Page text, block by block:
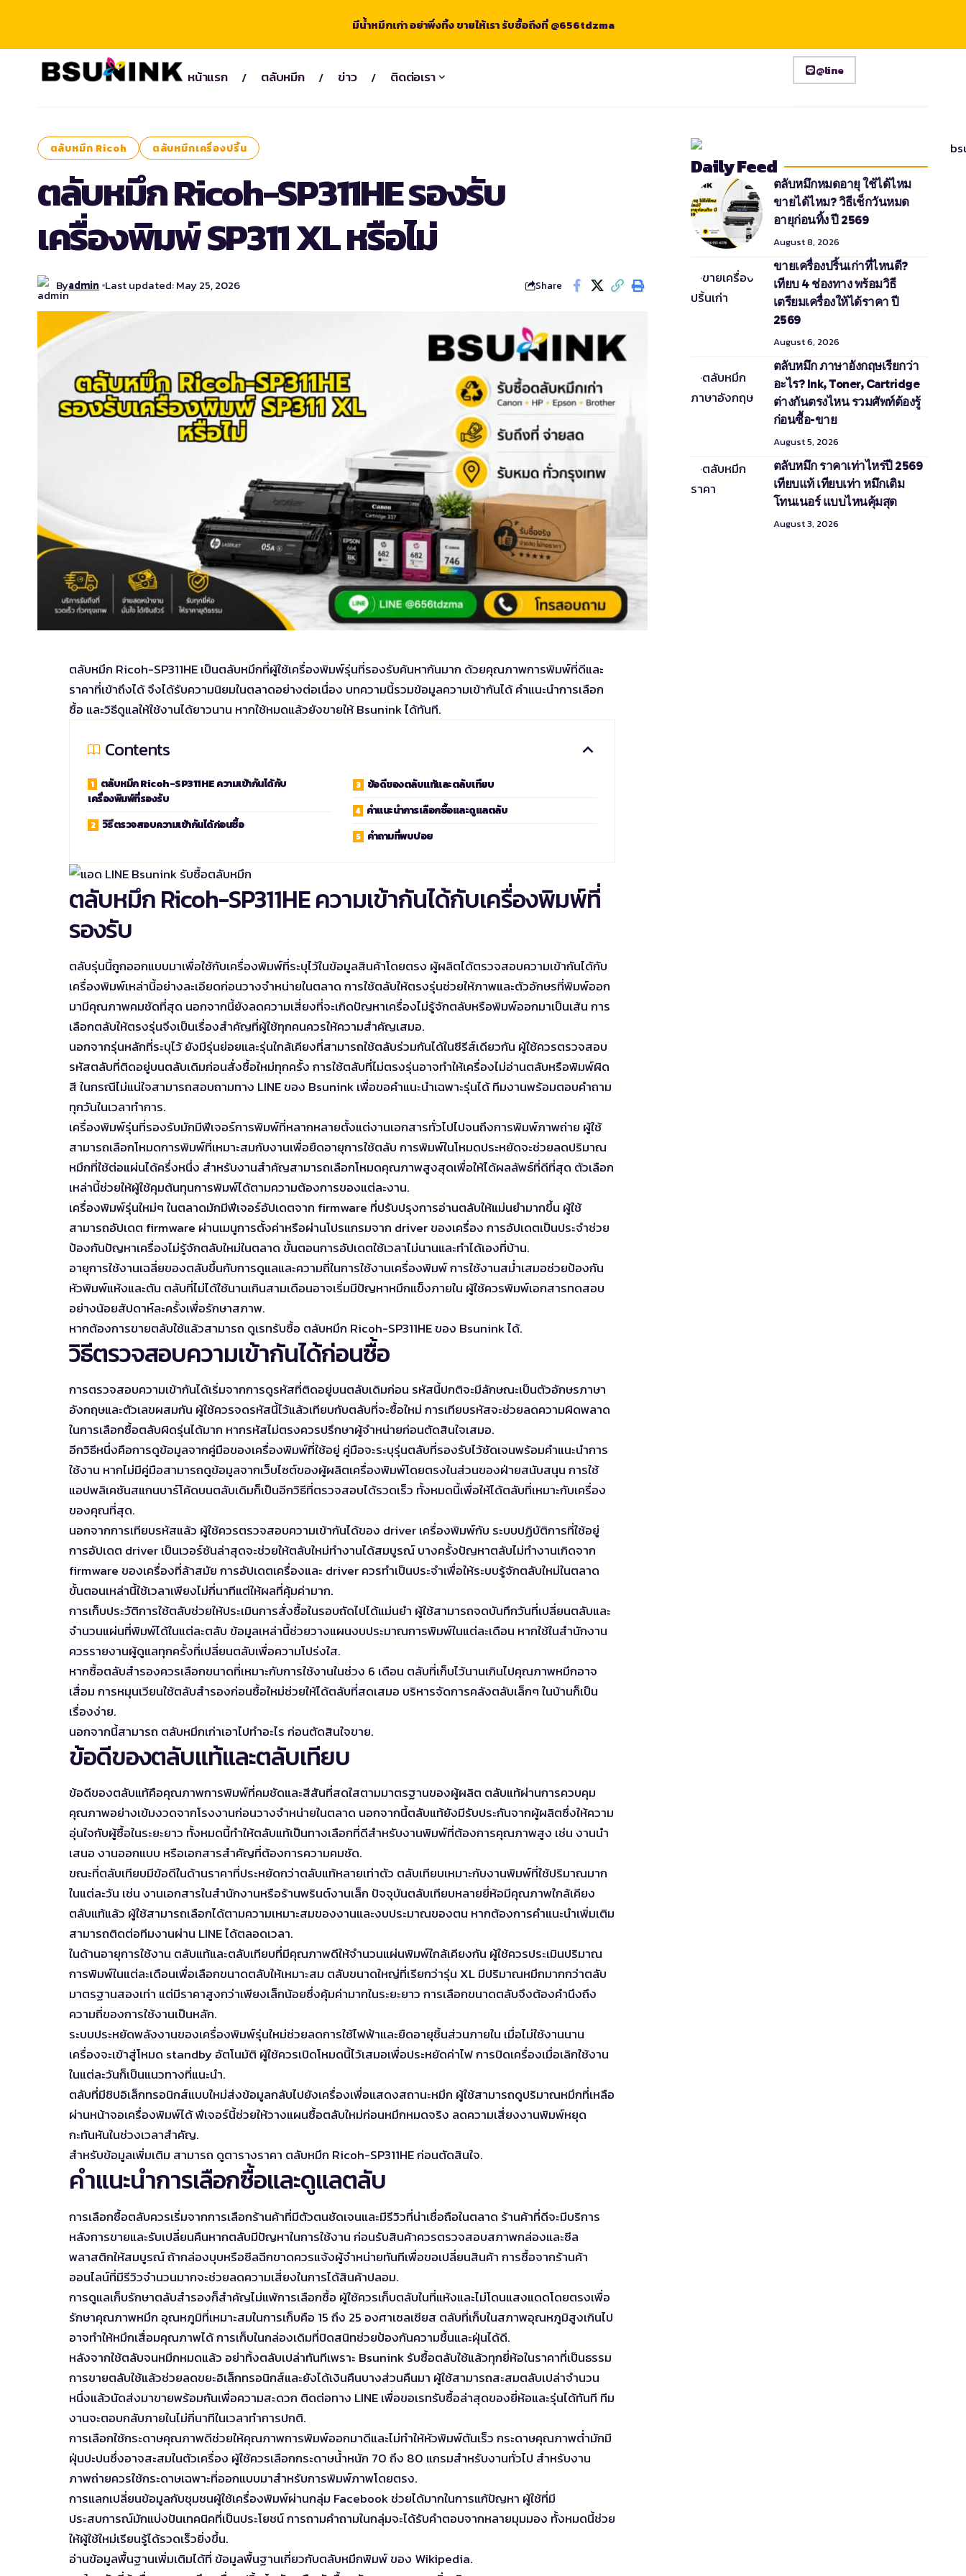
มีน้ำหมึกเก่า อย่าพึ่งทิ้ง ขายให้เรา รับซื้อถึงที่ @656tdzma
หน้าแรก ตลับหมึก ข่าว ติดต่อเรา @line
ตลับหมึก Ricoh ตลับหมึกเครื่องปริ้น
ตลับหมึก Ricoh-SP311HE รองรับ
เครื่องพิมพ์ SP311 XL หรือไม่
Byadmin Last updated: May 25, 2026 Share
ตลับหมึก Ricoh-SP311HE เป็นตลับหมึกที่ผู้ใช้เครื่องพิมพ์รุ่นที่รองรับค้นหากันมาก ด้วยคุณภาพการพิมพ์ที่ดีและ
ราคาที่เข้าถึงได้ จึงได้รับความนิยมในตลาดอย่างต่อเนื่อง บทความนี้รวมข้อมูลความเข้ากันได้ คำแนะนำการเลือก
ซื้อ และวิธีดูแลให้ใช้งานได้ยาวนาน หากใช้หมดแล้วยังขายให้ Bsunink ได้ทันที.
Contents
ตลับหมึก Ricoh-SP311HE ความเข้ากันได้กับ
เครื่องพิมพ์ที่รองรับ
วิธีตรวจสอบความเข้ากันได้ก่อนซื้อ
ข้อดีของตลับแท้และตลับเทียบ
คำแนะนำการเลือกซื้อและดูแลตลับ
คำถามที่พบบ่อย
ตลับหมึก Ricoh-SP311HE ความเข้ากันได้กับเครื่องพิมพ์ที่
รองรับ
ตลับรุ่นนี้ถูกออกแบบมาเพื่อใช้กับเครื่องพิมพ์ที่ระบุไว้ในข้อมูลสินค้าโดยตรง ผู้ผลิตได้ตรวจสอบความเข้ากันได้กับ
เครื่องพิมพ์เหล่านี้อย่างละเอียดก่อนวางจำหน่ายในตลาด การใช้ตลับให้ตรงรุ่นช่วยให้ภาพและตัวอักษรที่พิมพ์ออก
มามีคุณภาพคมชัดที่สุด นอกจากนี้ยังลดความเสี่ยงที่จะเกิดปัญหาเครื่องไม่รู้จักตลับหรือพิมพ์ออกมาเป็นเส้น การ
เลือกตลับให้ตรงรุ่นจึงเป็นเรื่องสำคัญที่ผู้ใช้ทุกคนควรให้ความสำคัญเสมอ.
นอกจากรุ่นหลักที่ระบุไว้ ยังมีรุ่นย่อยและรุ่นใกล้เคียงที่สามารถใช้ตลับร่วมกันได้ในซีรีส์เดียวกัน ผู้ใช้ควรตรวจสอบ
รหัสตลับที่ติดอยู่บนตลับเดิมก่อนสั่งซื้อใหม่ทุกครั้ง การใช้ตลับที่ไม่ตรงรุ่นอาจทำให้เครื่องไม่อ่านตลับหรือพิมพ์ผิด
สี ในกรณีไม่แน่ใจสามารถสอบถามทาง LINE ของ Bsunink เพื่อขอคำแนะนำเฉพาะรุ่นได้ ทีมงานพร้อมตอบคำถาม
ทุกวันในเวลาทำการ.
เครื่องพิมพ์รุ่นที่รองรับมักมีฟีเจอร์การพิมพ์ที่หลากหลายตั้งแต่งานเอกสารทั่วไปไปจนถึงการพิมพ์ภาพถ่าย ผู้ใช้
สามารถเลือกโหมดการพิมพ์ที่เหมาะสมกับงานเพื่อยืดอายุการใช้ตลับ การพิมพ์ในโหมดประหยัดจะช่วยลดปริมาณ
หมึกที่ใช้ต่อแผ่นได้ครึ่งหนึ่ง สำหรับงานสำคัญสามารถเลือกโหมดคุณภาพสูงสุดเพื่อให้ได้ผลลัพธ์ที่ดีที่สุด ตัวเลือก
เหล่านี้ช่วยให้ผู้ใช้คุมต้นทุนการพิมพ์ได้ตามความต้องการของแต่ละงาน.
เครื่องพิมพ์รุ่นใหม่ๆ ในตลาดมักมีฟีเจอร์อัปเดตจาก firmware ที่ปรับปรุงการอ่านตลับให้แม่นยำมากขึ้น ผู้ใช้
สามารถอัปเดต firmware ผ่านเมนูการตั้งค่าหรือผ่านโปรแกรมจาก driver ของเครื่อง การอัปเดตเป็นประจำช่วย
ป้องกันปัญหาเครื่องไม่รู้จักตลับใหม่ในตลาด ขั้นตอนการอัปเดตใช้เวลาไม่นานและทำได้เองที่บ้าน.
อายุการใช้งานเฉลี่ยของตลับขึ้นกับการดูแลและความถี่ในการใช้งานเครื่องพิมพ์ การใช้งานสม่ำเสมอช่วยป้องกัน
หัวพิมพ์แห้งและตัน ตลับที่ไม่ได้ใช้นานเกินสามเดือนอาจเริ่มมีปัญหาหมึกแข็งภายใน ผู้ใช้ควรพิมพ์เอกสารทดสอบ
อย่างน้อยสัปดาห์ละครั้งเพื่อรักษาสภาพ.
หากต้องการขายตลับใช้แล้วสามารถ ดูเรทรับซื้อ ตลับหมึก Ricoh-SP311HEของ Bsunink ได้.
วิธีตรวจสอบความเข้ากันได้ก่อนซื้อ
การตรวจสอบความเข้ากันได้เริ่มจากการดูรหัสที่ติดอยู่บนตลับเดิมก่อน รหัสนี้ปกติจะมีลักษณะเป็นตัวอักษรภาษา
อังกฤษและตัวเลขผสมกัน ผู้ใช้ควรจดรหัสนี้ไว้แล้วเทียบกับตลับที่จะซื้อใหม่ การเทียบรหัสจะช่วยลดความผิดพลาด
ในการเลือกซื้อตลับผิดรุ่นได้มาก หากรหัสไม่ตรงควรปรึกษาผู้จำหน่ายก่อนตัดสินใจเสมอ.
อีกวิธีหนึ่งคือการดูข้อมูลจากคู่มือของเครื่องพิมพ์ที่ใช้อยู่ คู่มือจะระบุรุ่นตลับที่รองรับไว้ชัดเจนพร้อมคำแนะนำการ
ใช้งาน หากไม่มีคู่มือสามารถดูข้อมูลจากเว็บไซต์ของผู้ผลิตเครื่องพิมพ์โดยตรงในส่วนของฝ่ายสนับสนุน การใช้
แอปพลิเคชันสแกนบาร์โค้ดบนตลับเดิมก็เป็นอีกวิธีที่ตรวจสอบได้รวดเร็ว ทั้งหมดนี้เพื่อให้ได้ตลับที่เหมาะกับเครื่อง
ของคุณที่สุด.
นอกจากการเทียบรหัสแล้ว ผู้ใช้ควรตรวจสอบความเข้ากันได้ของ driver เครื่องพิมพ์กับ ระบบปฏิบัติการที่ใช้อยู่
การอัปเดต driver เป็นเวอร์ชันล่าสุดจะช่วยให้ตลับใหม่ทำงานได้สมบูรณ์ บางครั้งปัญหาตลับไม่ทำงานเกิดจาก
firmware ของเครื่องที่ล้าสมัย การอัปเดตเครื่องและ driver ควรทำเป็นประจำเพื่อให้ระบบรู้จักตลับใหม่ในตลาด
ขั้นตอนเหล่านี้ใช้เวลาเพียงไม่กี่นาทีแต่ให้ผลที่คุ้มค่ามาก.
การเก็บประวัติการใช้ตลับช่วยให้ประเมินการสั่งซื้อในรอบถัดไปได้แม่นยำ ผู้ใช้สามารถจดบันทึกวันที่เปลี่ยนตลับและ
จำนวนแผ่นที่พิมพ์ได้ในแต่ละตลับ ข้อมูลเหล่านี้ช่วยวางแผนงบประมาณการพิมพ์ในแต่ละเดือน หากใช้ในสำนักงาน
ควรรายงานผู้ดูแลทุกครั้งที่เปลี่ยนตลับเพื่อความโปร่งใส.
หากซื้อตลับสำรองควรเลือกขนาดที่เหมาะกับการใช้งานในช่วง 6 เดือน ตลับที่เก็บไว้นานเกินไปคุณภาพหมึกอาจ
เสื่อม การหมุนเวียนใช้ตลับสำรองก่อนซื้อใหม่ช่วยให้ได้ตลับที่สดเสมอ บริหารจัดการคลังตลับเล็กๆ ในบ้านก็เป็น
เรื่องง่าย.
นอกจากนี้สามารถ ตลับหมึกเก่าเอาไปทำอะไรก่อนตัดสินใจขาย.
ข้อดีของตลับแท้และตลับเทียบ
ข้อดีของตลับแท้คือคุณภาพการพิมพ์ที่คมชัดและสีสันที่สดใสตามมาตรฐานของผู้ผลิต ตลับแท้ผ่านการควบคุม
คุณภาพอย่างเข้มงวดจากโรงงานก่อนวางจำหน่ายในตลาด นอกจากนี้ตลับแท้ยังมีรับประกันจากผู้ผลิตซึ่งให้ความ
อุ่นใจกับผู้ซื้อในระยะยาว ทั้งหมดนี้ทำให้ตลับแท้เป็นทางเลือกที่ดีสำหรับงานพิมพ์ที่ต้องการคุณภาพสูง เช่น งานนำ
เสนอ งานออกแบบ หรือเอกสารสำคัญที่ต้องการความคมชัด.
ขณะที่ตลับเทียบมีข้อดีในด้านราคาที่ประหยัดกว่าตลับแท้หลายเท่าตัว ตลับเทียบเหมาะกับงานพิมพ์ที่ใช้ปริมาณมาก
ในแต่ละวัน เช่น งานเอกสารในสำนักงานหรือร้านพรินต์งานเล็ก ปัจจุบันตลับเทียบหลายยี่ห้อมีคุณภาพใกล้เคียง
ตลับแท้แล้ว ผู้ใช้สามารถเลือกได้ตามความเหมาะสมของงานและงบประมาณของตน หากต้องการคำแนะนำเพิ่มเติม
สามารถติดต่อทีมงานผ่าน LINE ได้ตลอดเวลา.
ในด้านอายุการใช้งาน ตลับแท้และตลับเทียบที่มีคุณภาพดีให้จำนวนแผ่นพิมพ์ใกล้เคียงกัน ผู้ใช้ควรประเมินปริมาณ
การพิมพ์ในแต่ละเดือนเพื่อเลือกขนาดตลับให้เหมาะสม ตลับขนาดใหญ่ที่เรียกว่ารุ่น XL มีปริมาณหมึกมากกว่าตลับ
มาตรฐานสองเท่า แต่มีราคาสูงกว่าเพียงเล็กน้อยซึ่งคุ้มค่ามากในระยะยาว การเลือกขนาดตลับจึงต้องคำนึงถึง
ความถี่ของการใช้งานเป็นหลัก.
ระบบประหยัดพลังงานของเครื่องพิมพ์รุ่นใหม่ช่วยลดการใช้ไฟฟ้าและยืดอายุชิ้นส่วนภายใน เมื่อไม่ใช้งานนาน
เครื่องจะเข้าสู่โหมด standby อัตโนมัติ ผู้ใช้ควรเปิดโหมดนี้ไว้เสมอเพื่อประหยัดค่าไฟ การปิดเครื่องเมื่อเลิกใช้งาน
ในแต่ละวันก็เป็นแนวทางที่แนะนำ.
ตลับที่มีชิปอิเล็กทรอนิกส์แบบใหม่ส่งข้อมูลกลับไปยังเครื่องเพื่อแสดงสถานะหมึก ผู้ใช้สามารถดูปริมาณหมึกที่เหลือ
ผ่านหน้าจอเครื่องพิมพ์ได้ ฟีเจอร์นี้ช่วยให้วางแผนซื้อตลับใหม่ก่อนหมึกหมดจริง ลดความเสี่ยงงานพิมพ์หยุด
กะทันหันในช่วงเวลาสำคัญ.
สำหรับข้อมูลเพิ่มเติม สามารถ ดูตารางราคา ตลับหมึก Ricoh-SP311HEก่อนตัดสินใจ.
คำแนะนำการเลือกซื้อและดูแลตลับ
การเลือกซื้อตลับควรเริ่มจากการเลือกร้านค้าที่มีตัวตนชัดเจนและมีรีวิวที่น่าเชื่อถือในตลาด ร้านค้าที่ดีจะมีบริการ
หลังการขายและรับเปลี่ยนคืนหากตลับมีปัญหาในการใช้งาน ก่อนรับสินค้าควรตรวจสอบสภาพกล่องและซีล
พลาสติกให้สมบูรณ์ ถ้ากล่องบุบหรือซีลฉีกขาดควรแจ้งผู้จำหน่ายทันทีเพื่อขอเปลี่ยนสินค้า การซื้อจากร้านค้า
ออนไลน์ที่มีรีวิวจำนวนมากจะช่วยลดความเสี่ยงในการได้สินค้าปลอม.
การดูแลเก็บรักษาตลับสำรองก็สำคัญไม่แพ้การเลือกซื้อ ผู้ใช้ควรเก็บตลับในที่แห้งและไม่โดนแสงแดดโดยตรงเพื่อ
รักษาคุณภาพหมึก อุณหภูมิที่เหมาะสมในการเก็บคือ 15 ถึง 25 องศาเซลเซียส ตลับที่เก็บในสภาพอุณหภูมิสูงเกินไป
อาจทำให้หมึกเสื่อมคุณภาพได้ การเก็บในกล่องเดิมที่ปิดสนิทช่วยป้องกันความชื้นและฝุ่นได้ดี.
หลังจากใช้ตลับจนหมึกหมดแล้ว อย่าทิ้งตลับเปล่าทันทีเพราะ Bsunink รับซื้อตลับใช้แล้วทุกยี่ห้อในราคาที่เป็นธรรม
การขายตลับใช้แล้วช่วยลดขยะอิเล็กทรอนิกส์และยังได้เงินคืนบางส่วนคืนมา ผู้ใช้สามารถสะสมตลับเปล่าจำนวน
หนึ่งแล้วนัดส่งมาขายพร้อมกันเพื่อความสะดวก ติดต่อทาง LINE เพื่อขอเรทรับซื้อล่าสุดของยี่ห้อและรุ่นได้ทันที ทีม
งานจะตอบกลับภายในไม่กี่นาทีในเวลาทำการปกติ.
การเลือกใช้กระดาษคุณภาพดีช่วยให้คุณภาพการพิมพ์ออกมาดีและไม่ทำให้หัวพิมพ์ตันเร็ว กระดาษคุณภาพต่ำมักมี
ฝุ่นปะปนซึ่งอาจสะสมในตัวเครื่อง ผู้ใช้ควรเลือกกระดาษน้ำหนัก 70 ถึง 80 แกรมสำหรับงานทั่วไป สำหรับงาน
ภาพถ่ายควรใช้กระดาษเฉพาะที่ออกแบบมาสำหรับการพิมพ์ภาพโดยตรง.
การแลกเปลี่ยนข้อมูลกับชุมชนผู้ใช้เครื่องพิมพ์ผ่านกลุ่ม Facebook ช่วยได้มากในการแก้ปัญหา ผู้ใช้ที่มี
ประสบการณ์มักแบ่งปันเทคนิคที่เป็นประโยชน์ การถามคำถามในกลุ่มจะได้รับคำตอบจากหลายมุมมอง ทั้งหมดนี้ช่วย
ให้ผู้ใช้ใหม่เรียนรู้ได้รวดเร็วยิ่งขึ้น.
อ่านข้อมูลพื้นฐานเพิ่มเติมได้ที่ข้อมูลพื้นฐานเกี่ยวกับตลับหมึกพิมพ์ของ Wikipedia.
Daily Feed
ตลับหมึกหมดอายุ ใช้ได้ไหม
ขายได้ไหม? วิธีเช็กวันหมด
อายุก่อนทิ้ง ปี 2569
August 8, 2026
ขายเครื่องปริ้นเก่าที่ไหนดี?
เทียบ 4 ช่องทาง พร้อมวิธี
เตรียมเครื่องให้ได้ราคา ปี
2569
August 6, 2026
ตลับหมึก ภาษาอังกฤษเรียกว่า
อะไร? Ink, Toner, Cartridge
ต่างกันตรงไหน รวมศัพท์ต้องรู้
ก่อนซื้อ-ขาย
August 5, 2026
ตลับหมึก ราคาเท่าไหร่ปี 2569
เทียบแท้ เทียบเท่า หมึกเติม
โทนเนอร์ แบบไหนคุ้มสุด
August 3, 2026